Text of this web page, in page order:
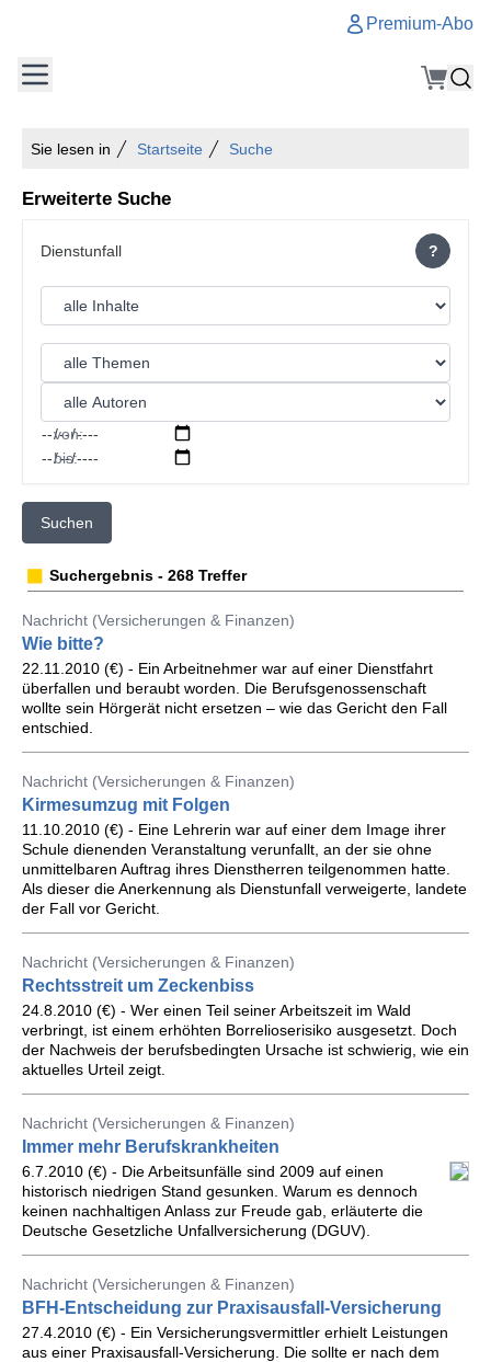
Premium-Abo
Sie lesen in Startseite Suche
Erweiterte Suche
?
von:
bis:
Suchen
Suchergebnis - 268 Treffer
Nachricht (Versicherungen & Finanzen)
Wie bitte?
22.11.2010 (€) - Ein Arbeitnehmer war auf einer Dienstfahrt
überfallen und beraubt worden. Die Berufsgenossenschaft
wollte sein Hörgerät nicht ersetzen – wie das Gericht den Fall
entschied.
Nachricht (Versicherungen & Finanzen)
Kirmesumzug mit Folgen
11.10.2010 (€) - Eine Lehrerin war auf einer dem Image ihrer
Schule dienenden Veranstaltung verunfallt, an der sie ohne
unmittelbaren Auftrag ihres Dienstherren teilgenommen hatte.
Als dieser die Anerkennung als Dienstunfall verweigerte, landete
der Fall vor Gericht.
Nachricht (Versicherungen & Finanzen)
Rechtsstreit um Zeckenbiss
24.8.2010 (€) - Wer einen Teil seiner Arbeitszeit im Wald
verbringt, ist einem erhöhten Borrelioserisiko ausgesetzt. Doch
der Nachweis der berufsbedingten Ursache ist schwierig, wie ein
aktuelles Urteil zeigt.
Nachricht (Versicherungen & Finanzen)
Immer mehr Berufskrankheiten
6.7.2010 (€) - Die Arbeitsunfälle sind 2009 auf einen
historisch niedrigen Stand gesunken. Warum es dennoch
keinen nachhaltigen Anlass zur Freude gab, erläuterte die
Deutsche Gesetzliche Unfallversicherung (DGUV).
Nachricht (Versicherungen & Finanzen)
BFH-Entscheidung zur Praxisausfall-Versicherung
27.4.2010 (€) - Ein Versicherungsvermittler erhielt Leistungen
aus einer Praxisausfall-Versicherung. Die sollte er nach dem